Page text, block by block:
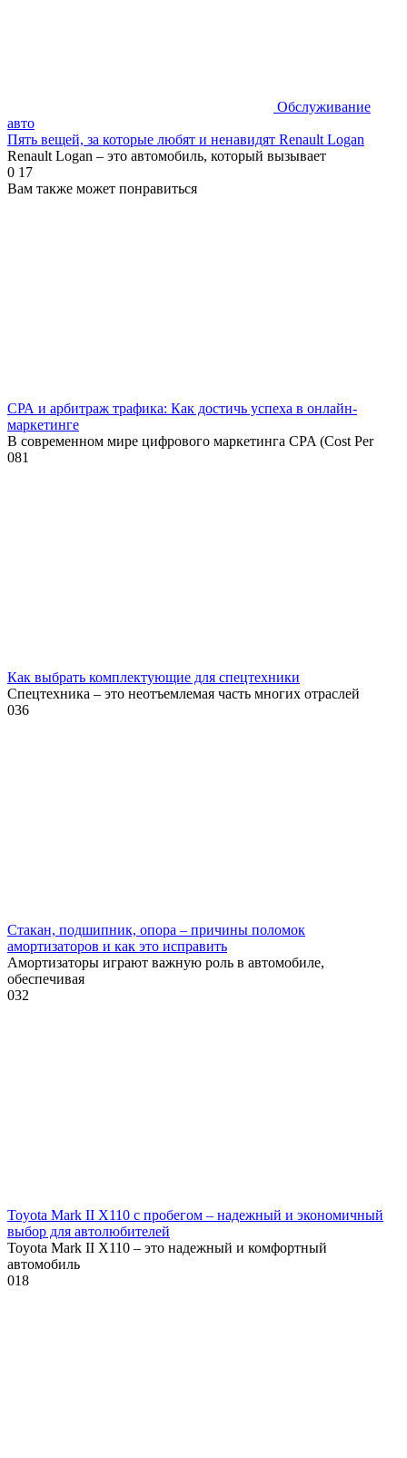
Обслуживание
авто
Пять вещей, за которые любят и ненавидят Renault Logan
Renault Logan – это автомобиль, который вызывает
0 17
Вам также может понравиться
СРА и арбитраж трафика: Как достичь успеха в онлайн-
маркетинге
В современном мире цифрового маркетинга CPA (Cost Per
081
Как выбрать комплектующие для спецтехники
Спецтехника – это неотъемлемая часть многих отраслей
036
Стакан, подшипник, опора – причины поломок
амортизаторов и как это исправить
Амортизаторы играют важную роль в автомобиле,
обеспечивая
032
Toyota Mark II X110 с пробегом – надежный и экономичный
выбор для автолюбителей
Toyota Mark II X110 – это надежный и комфортный
автомобиль
018